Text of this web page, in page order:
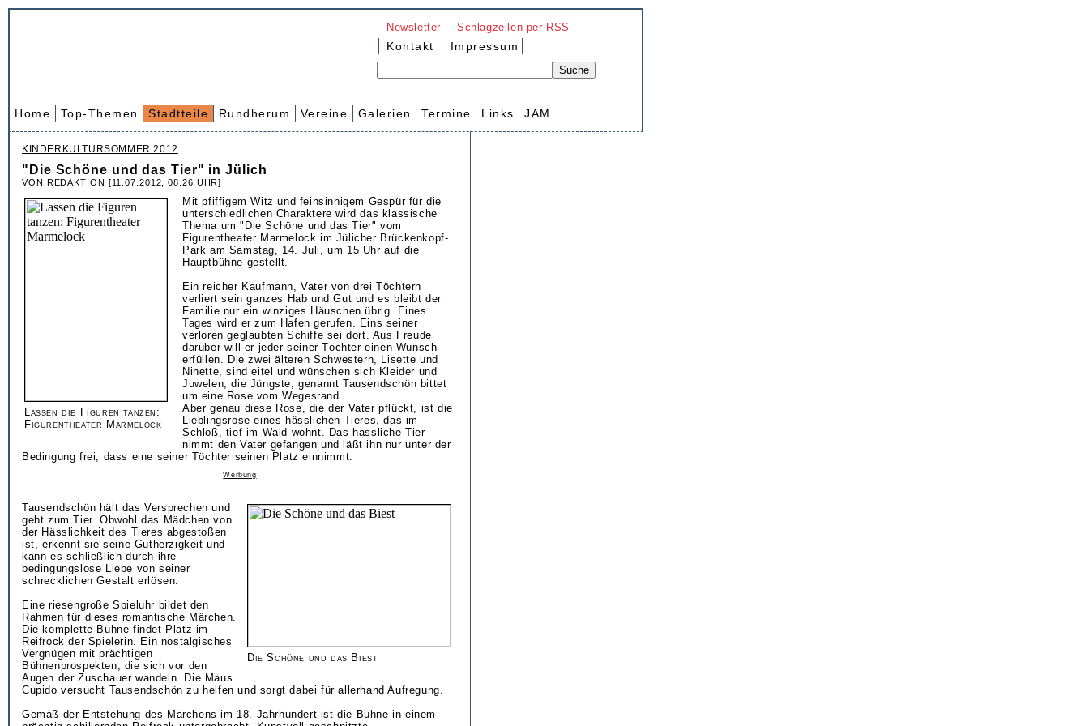
Newsletter Schlagzeilen per RSS
Kontakt Impressum
Home Top-Themen Stadtteile Rundherum Vereine Galerien Termine Links JAM
KINDERKULTURSOMMER 2012
"Die Schöne und das Tier" in Jülich
VON REDAKTION [11.07.2012, 08.26 UHR]
Lassen die Figuren tanzen:
Figurentheater Marmelock
Mit pfiffigem Witz und feinsinnigem Gespür für die
unterschiedlichen Charaktere wird das klassische
Thema um "Die Schöne und das Tier" vom
Figurentheater Marmelock im Jülicher Brückenkopf-
Park am Samstag, 14. Juli, um 15 Uhr auf die
Hauptbühne gestellt.
Ein reicher Kaufmann, Vater von drei Töchtern
verliert sein ganzes Hab und Gut und es bleibt der
Familie nur ein winziges Häuschen übrig. Eines
Tages wird er zum Hafen gerufen. Eins seiner
verloren geglaubten Schiffe sei dort. Aus Freude
darüber will er jeder seiner Töchter einen Wunsch
erfüllen. Die zwei älteren Schwestern, Lisette und
Ninette, sind eitel und wünschen sich Kleider und
Juwelen, die Jüngste, genannt Tausendschön bittet
um eine Rose vom Wegesrand.
Aber genau diese Rose, die der Vater pflückt, ist die
Lieblingsrose eines hässlichen Tieres, das im
Schloß, tief im Wald wohnt. Das hässliche Tier
nimmt den Vater gefangen und läßt ihn nur unter der
Bedingung frei, dass eine seiner Töchter seinen Platz einnimmt.
Werbung
Die Schöne und das Biest
Tausendschön hält das Versprechen und
geht zum Tier. Obwohl das Mädchen von
der Hässlichkeit des Tieres abgestoßen
ist, erkennt sie seine Gutherzigkeit und
kann es schließlich durch ihre
bedingungslose Liebe von seiner
schrecklichen Gestalt erlösen.
Eine riesengroße Spieluhr bildet den
Rahmen für dieses romantische Märchen.
Die komplette Bühne findet Platz im
Reifrock der Spielerin. Ein nostalgisches
Vergnügen mit prächtigen
Bühnenprospekten, die sich vor den
Augen der Zuschauer wandeln. Die Maus
Cupido versucht Tausendschön zu helfen und sorgt dabei für allerhand Aufregung.
Gemäß der Entstehung des Märchens im 18. Jahrhundert ist die Bühne in einem